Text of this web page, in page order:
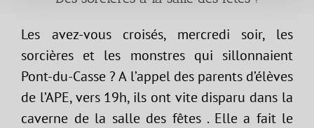
Les avez-vous croisés, mercredi soir, les
sorcières et les monstres qui sillonnaient
Pont-du-Casse ? A l’appel des parents d’élèves
de l’APE, vers 19h, ils ont vite disparu dans la
caverne de la salle des fêtes . Elle a fait le